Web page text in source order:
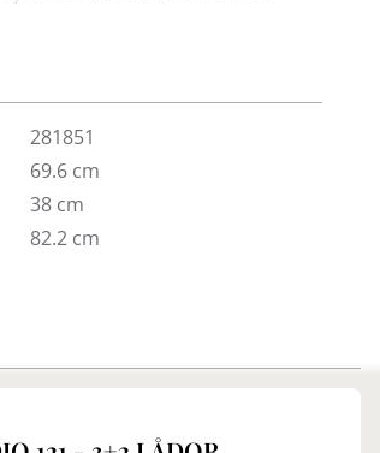
i Täby.
281851
69.6 cm
38 cm
82.2 cm